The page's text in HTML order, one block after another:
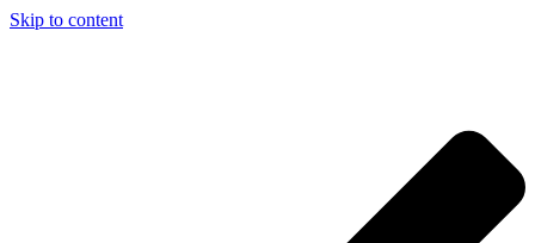
Skip to content